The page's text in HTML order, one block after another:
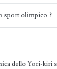
sport olimpico ?
dello Yori-kiri